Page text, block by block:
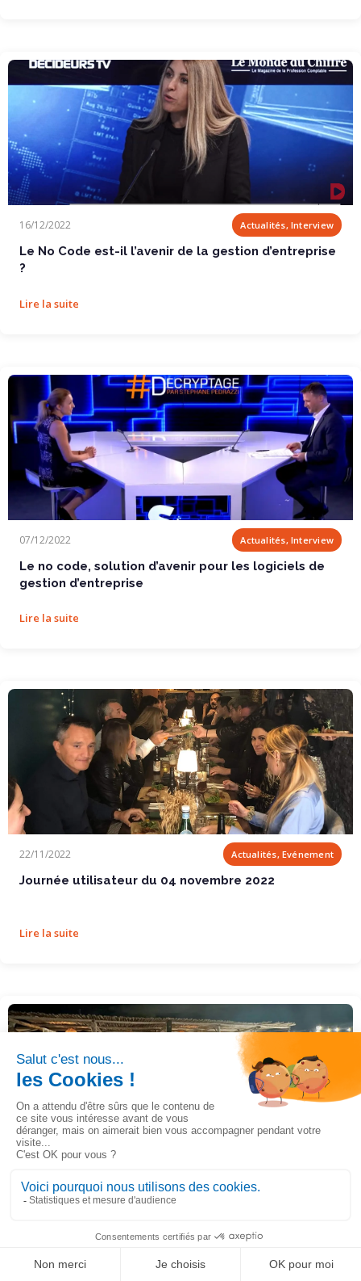
Solution de gestion ultra-personnalisable Ignorer
16/12/2022 Actualités, Interview
Le No Code est-il l’avenir de la gestion d’entreprise
?
Lire la suite
07/12/2022 Actualités, Interview
Le no code, solution d’avenir pour les logiciels de
gestion d’entreprise
Lire la suite
22/11/2022 Actualités, Evénement
Journée utilisateur du 04 novembre 2022
Lire la suite
Lancement de SIMAX Starter
Lancement de SIMAX Starter